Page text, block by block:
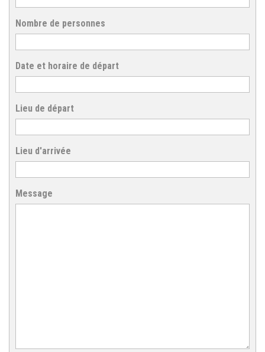
Nombre de personnes
Date et horaire de départ
Lieu de départ
Lieu d'arrivée
Message